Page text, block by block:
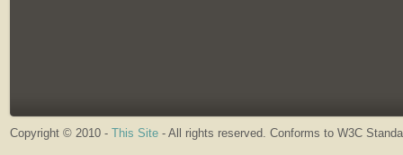
Copyright © 2010 - This Site - All rights reserved. Conforms to W3C